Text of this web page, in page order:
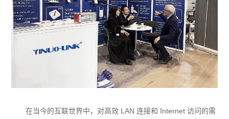
在当今的互联世界中，对高效 LAN 连接和 Internet 访问的需